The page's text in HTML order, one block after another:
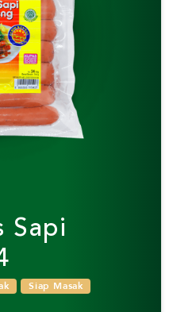
Sapi
Siap Masak